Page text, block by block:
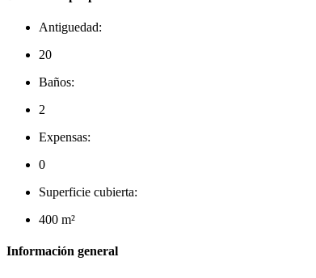
Antiguedad:
20
Baños:
2
Expensas:
0
Superficie cubierta:
400 m²
Información general